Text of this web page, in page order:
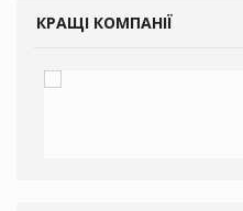
КРАЩІ КОМПАНІЇ